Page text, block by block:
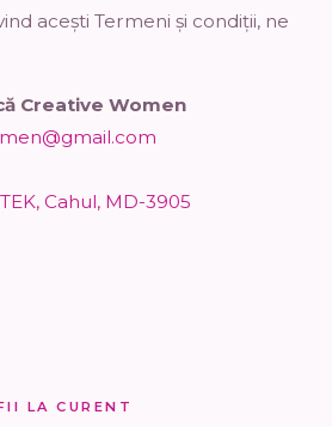
acești Termeni și condiții, ne
Creative Women
Cahul, MD-3905
LA CURENT